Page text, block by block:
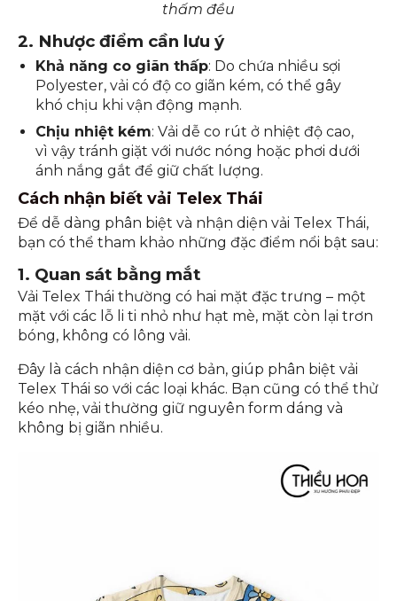
thấm đều
2. Nhược điểm cần lưu ý
Khả năng co giãn thấp: Do chứa nhiều sợi
Polyester, vải có độ co giãn kém, có thể gây
khó chịu khi vận động mạnh.
Chịu nhiệt kém: Vải dễ co rút ở nhiệt độ cao,
vì vậy tránh giặt với nước nóng hoặc phơi dưới
ánh nắng gắt để giữ chất lượng.
Cách nhận biết vải Telex Thái
Để dễ dàng phân biệt và nhận diện vải Telex Thái,
bạn có thể tham khảo những đặc điểm nổi bật sau:
1. Quan sát bằng mắt
Vải Telex Thái thường có hai mặt đặc trưng – một
mặt với các lỗ li ti nhỏ như hạt mè, mặt còn lại trơn
bóng, không có lông vải.
Đây là cách nhận diện cơ bản, giúp phân biệt vải
Telex Thái so với các loại khác. Bạn cũng có thể thử
kéo nhẹ, vải thường giữ nguyên form dáng và
không bị giãn nhiều.